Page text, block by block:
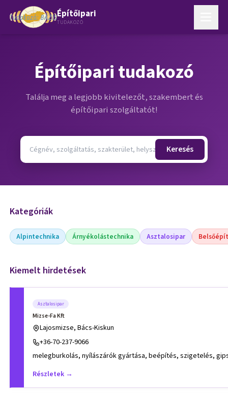
Építőipari
TUDAKOZÓ
Építőipari tudakozó
Találja meg a legjobb kivitelezőt, szakembert és
építőipari szolgáltatót!
Keresés
Kategóriák
Alpintechnika Árnyékolástechnika Asztalosipar
Kiemelt hirdetések
Asztalosipar
Mizse-Fa Kft
Lajosmizse, Bács-Kiskun
+36-70-237-9066
melegburkolás, nyílászárók gyártása, beépítés, szigetelés,
Részletek →